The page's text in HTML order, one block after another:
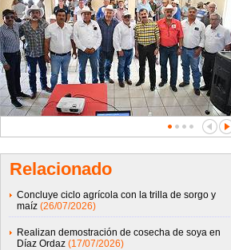
Relacionado
Concluye ciclo agrícola con la trilla de sorgo y
maíz (26/07/2026)
Realizan demostración de cosecha de soya en
Díaz Ordaz (17/07/2026)